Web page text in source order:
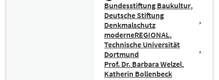
Bundesstiftung Baukultur
Deutsche Stiftung
Denkmalschutz
moderneREGIONAL
Technische Universität
Dortmund
Prof. Dr. Barbara Welzel
Katherin Bollenbeck